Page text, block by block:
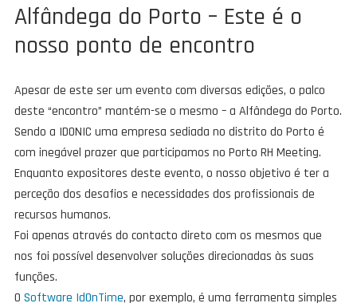
Alfândega do Porto – Este é o
nosso ponto de encontro
Apesar de este ser um evento com diversas edições, o palco
deste “encontro” mantém-se o mesmo – a Alfândega do Porto.
Sendo a IDONIC uma empresa sediada no distrito do Porto é
com inegável prazer que participamos no Porto RH Meeting.
Enquanto expositores deste evento, o nosso objetivo é ter a
perceção dos desafios e necessidades dos profissionais de
recursos humanos.
Foi apenas através do contacto direto com os mesmos que
nos foi possível desenvolver soluções direcionadas às suas
funções.
O Software IdOnTime, por exemplo, é uma ferramenta simples